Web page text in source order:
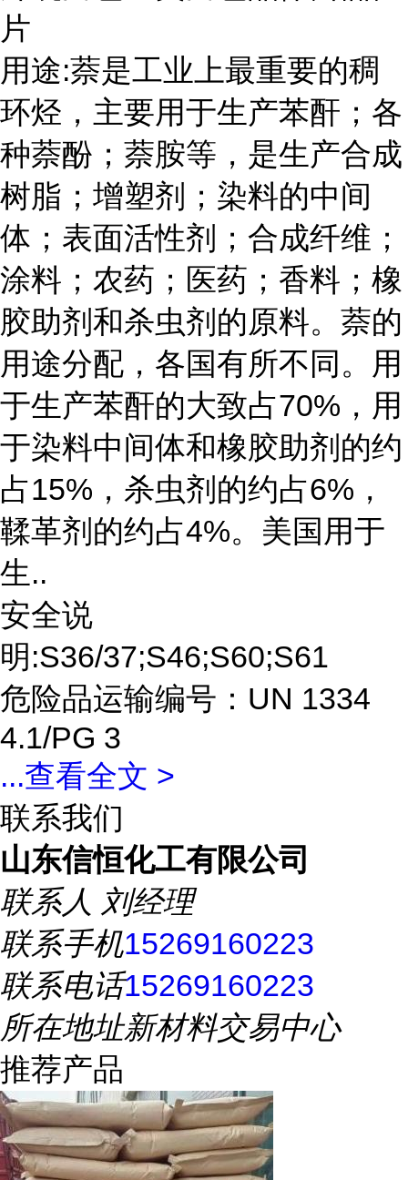
片
用途:萘是工业上最重要的稠
环烃，主要用于生产苯酐；各
种萘酚；萘胺等，是生产合成
树脂；增塑剂；染料的中间
体；表面活性剂；合成纤维；
涂料；农药；医药；香料；橡
胶助剂和杀虫剂的原料。萘的
用途分配，各国有所不同。用
于生产苯酐的大致占70%，用
于染料中间体和橡胶助剂的约
占15%，杀虫剂的约占6%，
鞣革剂的约占4%。美国用于
生..
安全说
明:S36/37;S46;S60;S61
危险品运输编号：UN 1334
4.1/PG 3
...查看全文 >
联系我们
山东信恒化工有限公司
联系人 刘经理
联系手机15269160223
联系电话15269160223
所在地址新材料交易中心
推荐产品